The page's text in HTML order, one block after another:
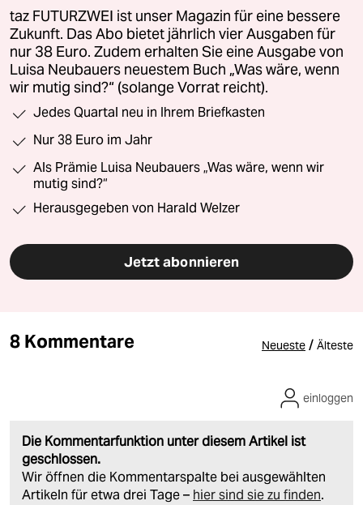
taz FUTURZWEI ist unser Magazin für eine bessere
Zukunft. Das Abo bietet jährlich vier Ausgaben für
nur 38 Euro. Zudem erhalten Sie eine Ausgabe von
Luisa Neubauers neuestem Buch „Was wäre, wenn
wir mutig sind?“ (solange Vorrat reicht).
Jedes Quartal neu in Ihrem Briefkasten
Nur 38 Euro im Jahr
Als Prämie Luisa Neubauers „Was wäre, wenn wir
mutig sind?“
Herausgegeben von Harald Welzer
Jetzt abonnieren
8 Kommentare Neueste / Älteste
Die Kommentarfunktion unter diesem Artikel ist
geschlossen.
Wir öffnen die Kommentarspalte bei ausgewählten
Artikeln für etwa drei Tage – hier sind sie zu finden.
einloggen